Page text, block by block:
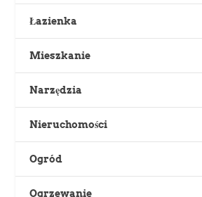
Łazienka
Mieszkanie
Narzędzia
Nieruchomości
Ogród
Ogrzewanie